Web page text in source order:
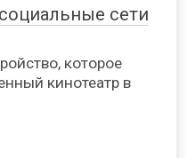
сети
которое
кинотеатр в